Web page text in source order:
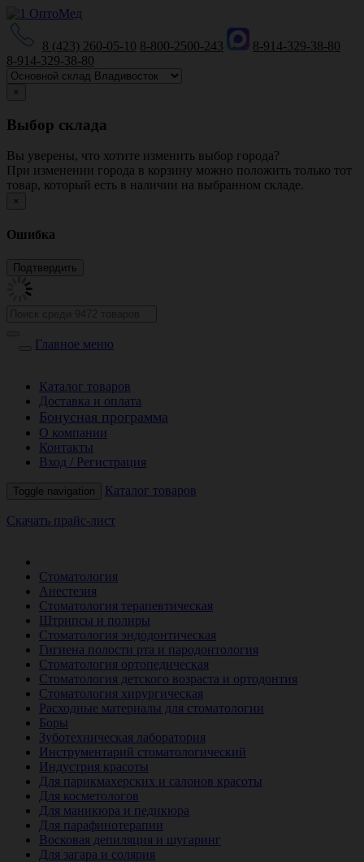
8 (423) 260-05-10 8-800-2500-243
8-914-329-38-80
8-914-329-38-80
×
Выбор склада
Вы уверены, что хотите изменить выбор города?
При изменении города в корзину можно положить только тот
товар, который есть в наличии на выбранном складе.
×
Ошибка
Главное меню
Каталог товаров
Доставка и оплата
Бонусная программа
О компании
Контакты
Вход / Регистрация
Toggle navigation Каталог товаров
Скачать прайс-лист
Стоматология
Анестезия
Стоматология терапевтическая
Штрипсы и полиры
Стоматология эндодонтическая
Гигиена полости рта и пародонтология
Стоматология ортопедическая
Стоматология детского возраста и ортодонтия
Стоматология хирургическая
Расходные материалы для стоматологии
Боры
Зуботехническая лаборатория
Инструментарий стоматологический
Индустрия красоты
Для парикмахерских и салонов красоты
Для косметологов
Для маникюра и педикюра
Для парафинотерапии
Восковая депиляция и шугаринг
Для загара и солярия